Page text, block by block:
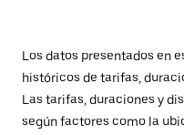
Los datos presentados en
históricos de tarifas,
Las tarifas, duraciones y
según factores como la